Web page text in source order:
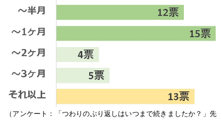
（アンケート：「つわりのぶり返しはいつまで続きましたか？」先